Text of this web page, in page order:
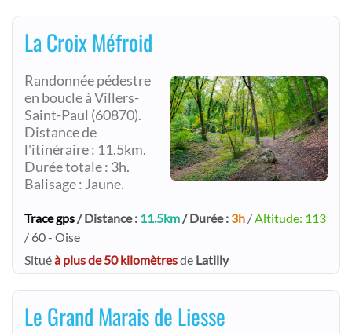
La Croix Méfroid
Randonnée pédestre
en boucle à Villers-
Saint-Paul (60870).
Distance de
l'itinéraire : 11.5km.
Durée totale : 3h.
Balisage : Jaune.
Trace gps/ Distance : 11.5km/ Durée : 3h /Altitude: 113
/ 60 - Oise
Situéà plus de 50 kilomètresde Latilly
Le Grand Marais de Liesse